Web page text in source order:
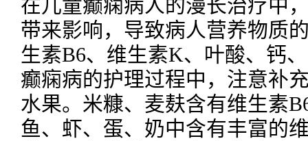
在儿童癫痫病人的漫长治疗中
带来影响，导致病人营养物质
生素B6、维生素K、叶酸、钙
癫痫病的护理过程中，注意补
水果。米糠、麦麸含有维生素
鱼、虾、蛋、奶中含有丰富的